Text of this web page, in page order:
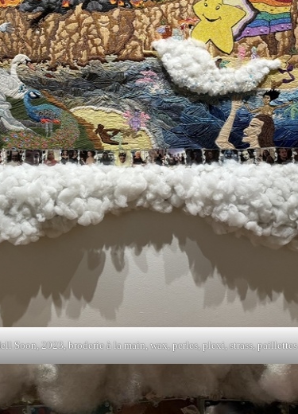
Soon, 2023, broderie à la main, wax, perles, plexi, strass, paillettes